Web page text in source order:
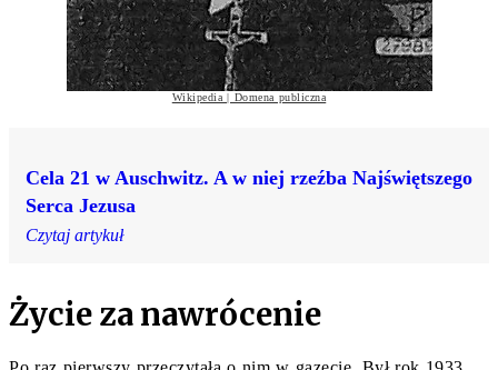
Wikipedia | Domena publiczna
Cela 21 w Auschwitz. A w niej rzeźba Najświętszego
Serca Jezusa
Czytaj artykuł
Życie za nawrócenie